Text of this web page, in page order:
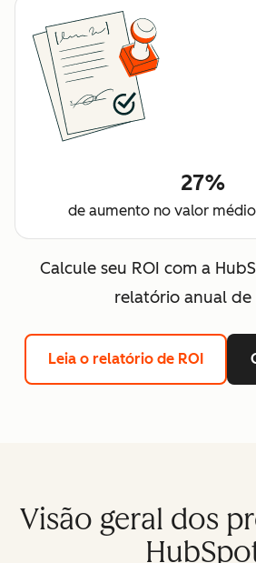
27%
de aumento no valor
Calcule seu ROI com a
relatório anual de
Leia o relatório de ROI
Visão geral dos